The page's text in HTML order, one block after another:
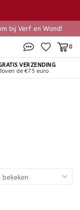
bij Verf en Wand!
0
VERZENDING
de €75 euro